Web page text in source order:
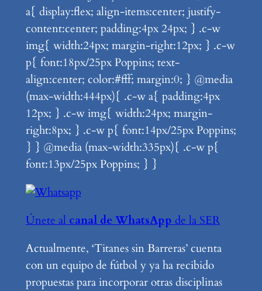
a{ display:flex; align-items:center; justify-
content:center; padding:4px 24px; } .c-w
img{ width:24px; margin-right:12px; } .c-w
p{ font:18px/25px Poppins; text-
align:center; color:#fff; margin:0; } @media
(max-width:444px){ .c-w a{ padding:4px
12px; } .c-w img{ width:24px; margin-
right:8px; } .c-w p{ font:14px/25px Poppins;
} } @media (max-width:335px){ .c-w p{
font:13px/25px Poppins; } }
Únete al canal de WhatsApp de la SER
Actualmente, ‘Titanes sin Barreras’ cuenta
con un equipo de fútbol y ya ha recibido
propuestas para incorporar otras disciplinas